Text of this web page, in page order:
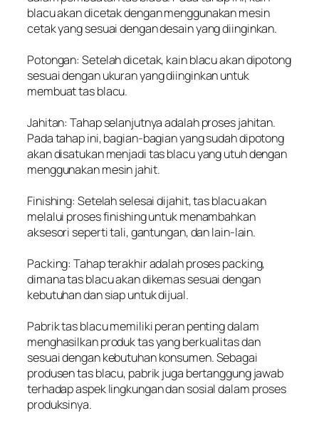
blacu akan dicetak dengan menggunakan mesin
cetak yang sesuai dengan desain yang diinginkan.
Potongan: Setelah dicetak, kain blacu akan dipotong
sesuai dengan ukuran yang diinginkan untuk
membuat tas blacu.
Jahitan: Tahap selanjutnya adalah proses jahitan.
Pada tahap ini, bagian-bagian yang sudah dipotong
akan disatukan menjadi tas blacu yang utuh dengan
menggunakan mesin jahit.
Finishing: Setelah selesai dijahit, tas blacu akan
melalui proses finishing untuk menambahkan
aksesori seperti tali, gantungan, dan lain-lain.
Packing: Tahap terakhir adalah proses packing,
dimana tas blacu akan dikemas sesuai dengan
kebutuhan dan siap untuk dijual.
Pabrik tas blacu memiliki peran penting dalam
menghasilkan produk tas yang berkualitas dan
sesuai dengan kebutuhan konsumen. Sebagai
produsen tas blacu, pabrik juga bertanggung jawab
terhadap aspek lingkungan dan sosial dalam proses
produksinya.